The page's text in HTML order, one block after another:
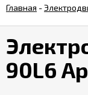
Главная -
90L6